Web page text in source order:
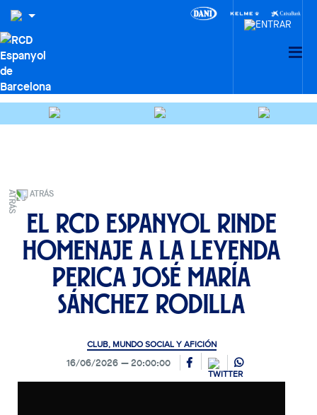
ATRÁS
El RCD Espanyol rinde
homenaje a la leyenda
perica José María
Sánchez Rodilla
CLUB, MUNDO SOCIAL Y AFICIÓN
16/06/2026 20:00:00